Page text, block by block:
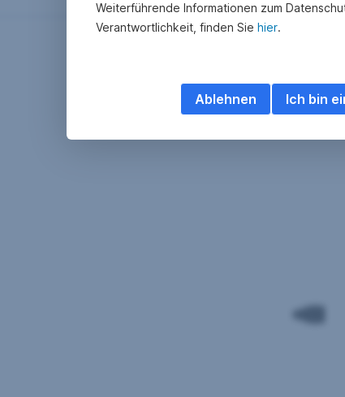
Weiterführende Informationen zum
Verantwortlichkeit, finden Sie hier.
Ich bin
Ablehnen